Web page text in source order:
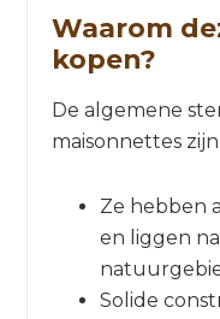
Waarom
kopen?
De algemene
maisonnettes zijn:
Ze hebben
en liggen
Solide